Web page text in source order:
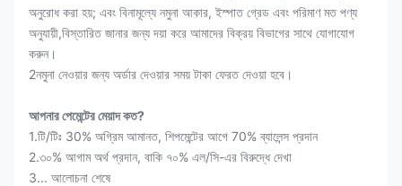
অনুরোধ করা হয়; এবং বিনামূল্যে নমুনা আকার, ইস্পাত গ্রেড এবং পরিমাণ মত পণ্য
অনুযায়ী,বিস্তারিত জানার জন্য দয়া করে আমাদের বিক্রয় বিভাগের সাথে যোগাযোগ
করুন।
2নমুনা নেওয়ার জন্য অর্ডার দেওয়ার সময় টাকা ফেরত দেওয়া হবে।
আপনার পেমেন্টের মেয়াদ কত?
1.টি/টিঃ 30% অগ্রিম আমানত, শিপমেন্টের আগে 70% ব্যালেন্স প্রদান
2.৩০% আগাম অর্থ প্রদান, বাকি ৭০% এল/সি-এর বিরুদ্ধে দেখা
3... আলোচনা শেষে